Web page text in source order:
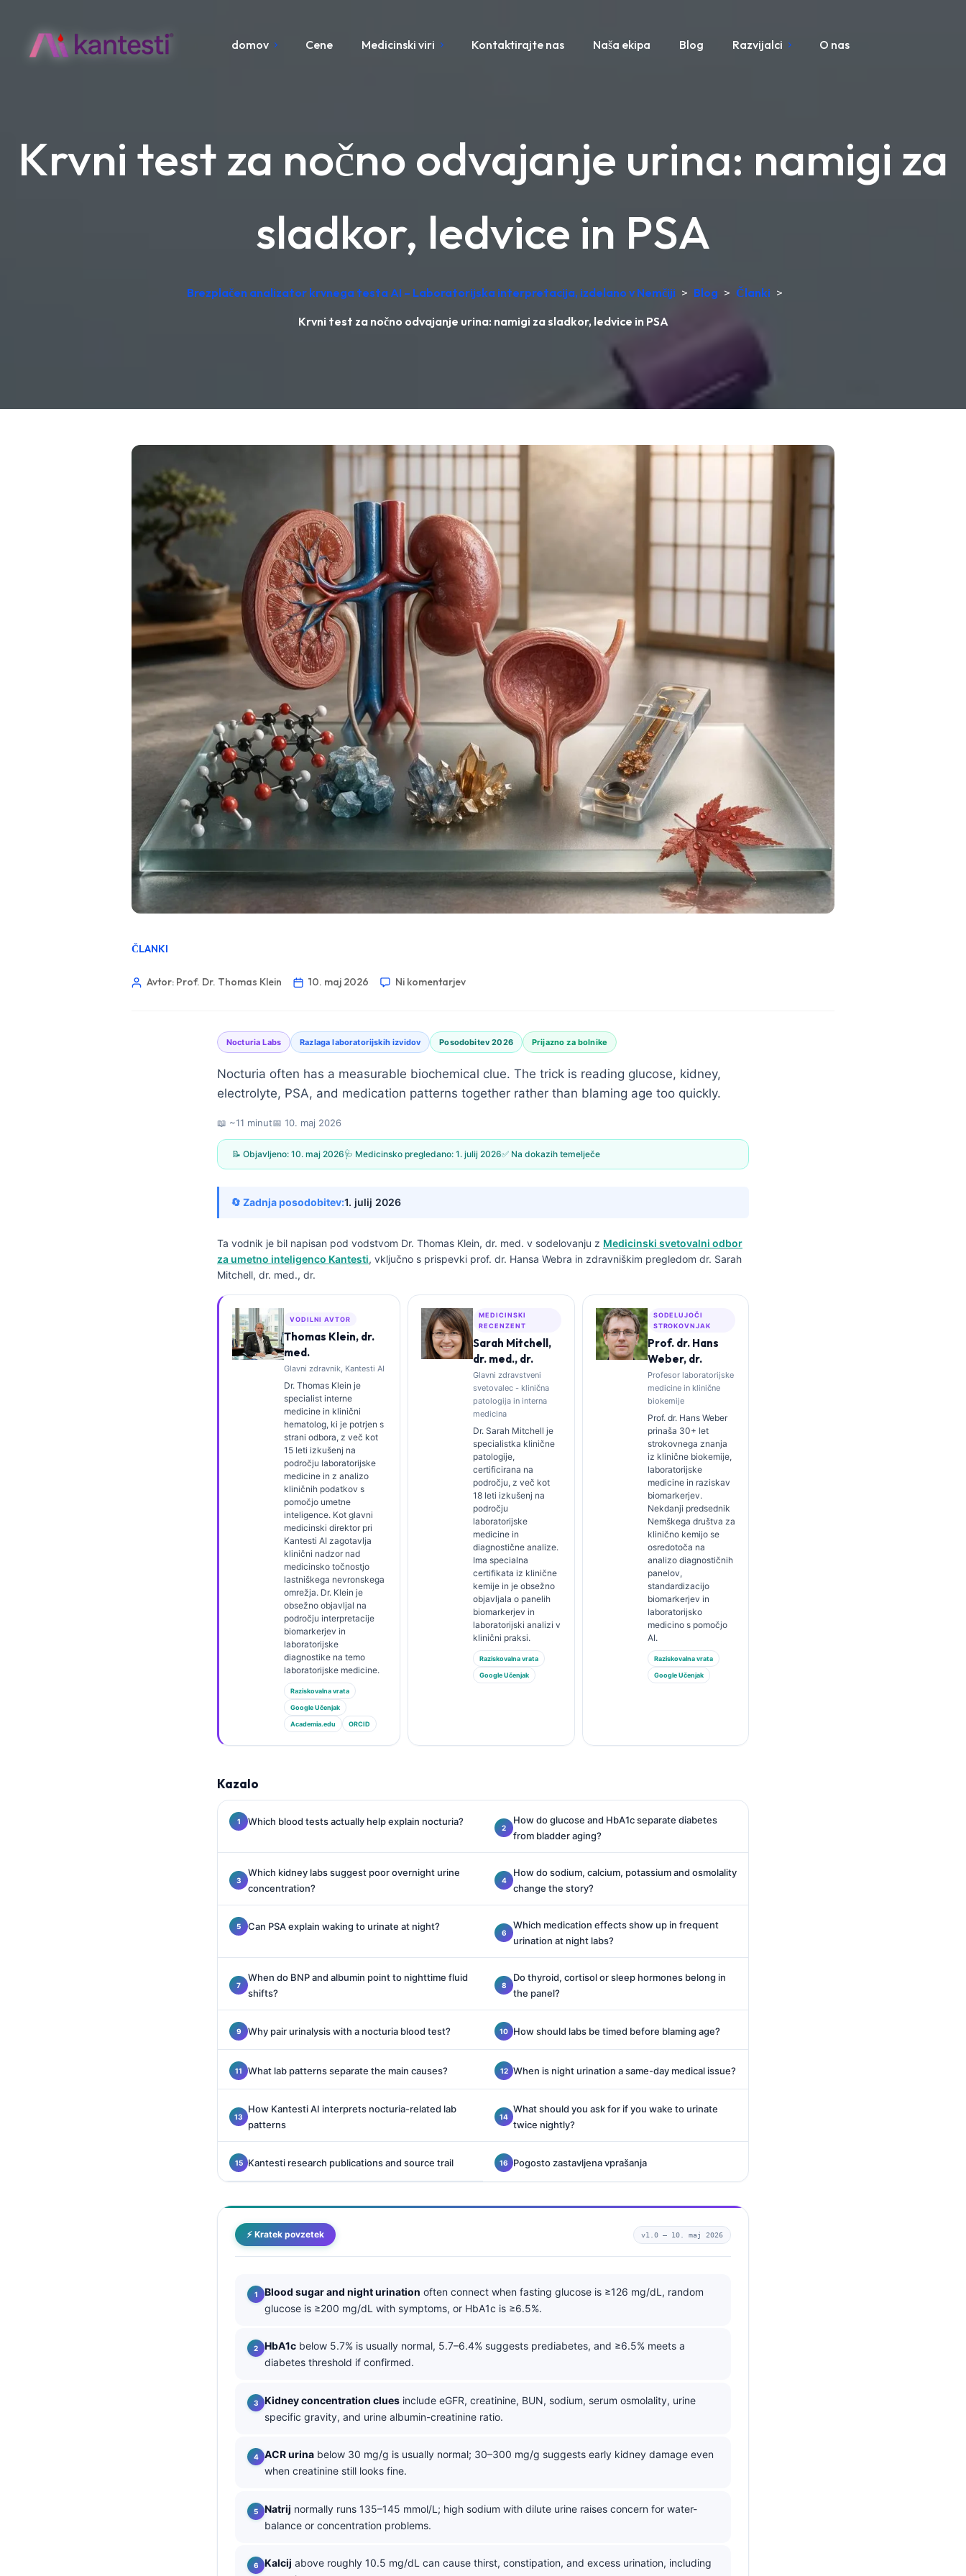
domov Cene Medicinski viri Kontaktirajte nas Naša ekipa Blog Razvijalci O nas
Krvni test za nočno odvajanje urina: namigi za
sladkor, ledvice in PSA
Brezplačen analizator krvnega testa AI – Laboratorijska interpretacija, izdelano v Nemčiji > Blog > Članki >
Krvni test za nočno odvajanje urina: namigi za sladkor, ledvice in PSA
ČLANKI
Avtor: Prof. Dr. Thomas Klein 10. maj 2026 Ni komentarjev
Nocturia Labs Razlaga laboratorijskih izvidov Posodobitev 2026 Prijazno za bolnike
Nocturia often has a measurable biochemical clue. The trick is reading glucose, kidney,
electrolyte, PSA, and medication patterns together rather than blaming age too quickly.
📖 ~11 minut📅 10. maj 2026
📝 Objavljeno: 10. maj 2026🩺 Medicinsko pregledano: 1. julij 2026✅ Na dokazih temelječe
🔄 Zadnja posodobitev:1. julij 2026
Ta vodnik je bil napisan pod vodstvom Dr. Thomas Klein, dr. med. v sodelovanju z Medicinski svetovalni odbor
za umetno inteligenco Kantesti, vključno s prispevki prof. dr. Hansa Webra in zdravniškim pregledom dr. Sarah
Mitchell, dr. med., dr.
VODILNI AVTOR
Thomas Klein, dr.
med.
Glavni zdravnik, Kantesti AI
Dr. Thomas Klein je
specialist interne
medicine in klinični
hematolog, ki je potrjen s
strani odbora, z več kot
15 leti izkušenj na
področju laboratorijske
medicine in z analizo
kliničnih podatkov s
pomočjo umetne
inteligence. Kot glavni
medicinski direktor pri
Kantesti AI zagotavlja
klinični nadzor nad
medicinsko točnostjo
lastniškega nevronskega
omrežja. Dr. Klein je
obsežno objavljal na
področju interpretacije
biomarkerjev in
laboratorijske
diagnostike na temo
laboratorijske medicine.
Raziskovalna vrata
Google Učenjak
Academia.edu ORCID
MEDICINSKI
RECENZENT
Sarah Mitchell,
dr. med., dr.
Glavni zdravstveni
svetovalec - klinična
patologija in interna
medicina
Dr. Sarah Mitchell je
specialistka klinične
patologije,
certificirana na
področju, z več kot
18 leti izkušenj na
področju
laboratorijske
medicine in
diagnostične analize.
Ima specialna
certifikata iz klinične
kemije in je obsežno
objavljala o panelih
biomarkerjev in
laboratorijski analizi v
klinični praksi.
Raziskovalna vrata
Google Učenjak
SODELUJOČI
STROKOVNJAK
Prof. dr. Hans
Weber, dr.
Profesor laboratorijske
medicine in klinične
biokemije
Prof. dr. Hans Weber
prinaša 30+ let
strokovnega znanja
iz klinične biokemije,
laboratorijske
medicine in raziskav
biomarkerjev.
Nekdanji predsednik
Nemškega društva za
klinično kemijo se
osredotoča na
analizo diagnostičnih
panelov,
standardizacijo
biomarkerjev in
laboratorijsko
medicino s pomočjo
AI.
Raziskovalna vrata
Google Učenjak
Kazalo
Which blood tests actually help explain nocturia?
How do glucose and HbA1c separate diabetes
from bladder aging?
Which kidney labs suggest poor overnight urine
concentration?
How do sodium, calcium, potassium and osmolality
change the story?
Can PSA explain waking to urinate at night?
Which medication effects show up in frequent
urination at night labs?
When do BNP and albumin point to nighttime fluid
shifts?
Do thyroid, cortisol or sleep hormones belong in
the panel?
Why pair urinalysis with a nocturia blood test? How should labs be timed before blaming age?
What lab patterns separate the main causes? When is night urination a same-day medical issue?
How Kantesti AI interprets nocturia-related lab
patterns
What should you ask for if you wake to urinate
twice nightly?
Kantesti research publications and source trail Pogosto zastavljena vprašanja
⚡ Kratek povzetek v1.0 — 10. maj 2026
Blood sugar and night urination often connect when fasting glucose is ≥126 mg/dL, random
glucose is ≥200 mg/dL with symptoms, or HbA1c is ≥6.5%.
HbA1c below 5.7% is usually normal, 5.7–6.4% suggests prediabetes, and ≥6.5% meets a
diabetes threshold if confirmed.
Kidney concentration clues include eGFR, creatinine, BUN, sodium, serum osmolality, urine
specific gravity, and urine albumin-creatinine ratio.
ACR urina below 30 mg/g is usually normal; 30–300 mg/g suggests early kidney damage even
when creatinine still looks fine.
Natrij normally runs 135–145 mmol/L; high sodium with dilute urine raises concern for water-
balance or concentration problems.
Kalcij above roughly 10.5 mg/dL can cause thirst, constipation, and excess urination, including